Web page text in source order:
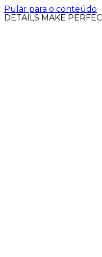
Pular para o conteúdo
DETAILS MAKE